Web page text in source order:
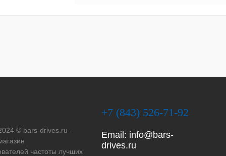
© bars-drives.ru -
частоты лучших
+7 (843) 526-71-92
Email: info@bars-
drives.ru